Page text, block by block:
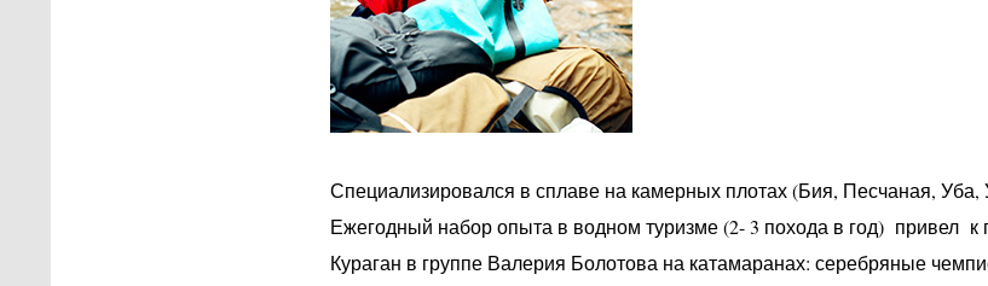
Специализировался в сплаве на камерных плотах (Бия, Песчаная, Уба,
Ежегодный набор опыта в водном туризме (2- 3 похода в год) привел
Кураган в группе Валерия Болотова на катамаранах: серебряные